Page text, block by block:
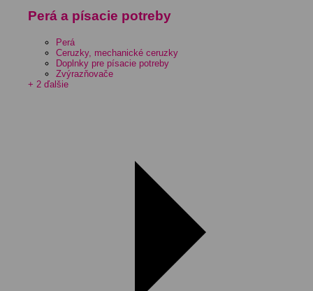
Perá a písacie potreby
Perá
Ceruzky, mechanické ceruzky
Doplnky pre písacie potreby
Zvýrazňovače
+ 2 ďalšie